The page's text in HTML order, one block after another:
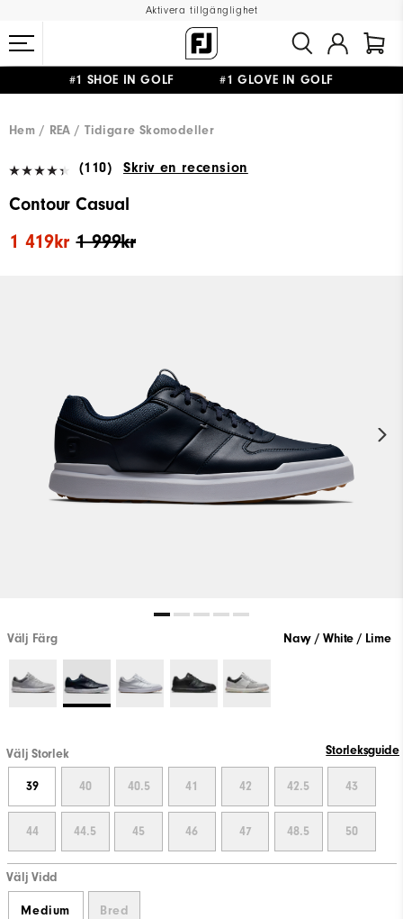
Aktivera tillgänglighet
#1 SHOE IN GOLF #1 GLOVE IN GOLF
Hem
REA Tidigare Skomodeller
(110) Skriv en recension
Contour Casual
1 999kr
1 419kr
Välj Färg Navy / White / Lime
Välj Storlek Storleksguide
39 40 40.5 41 42 42.5 43
44 44.5 45 46 47 48.5 50
Välj Vidd
Medium Bred